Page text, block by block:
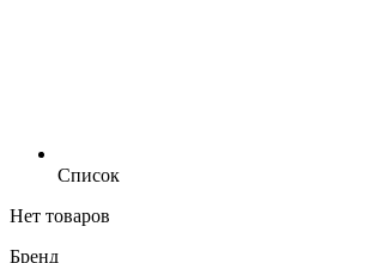
Список
Нет товаров
Бренд